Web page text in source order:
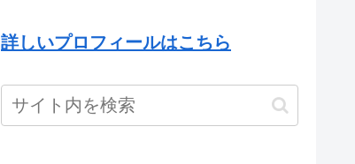
詳しいプロフィールはこちら